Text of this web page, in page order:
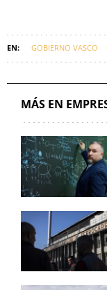
GOBIERNO VASCO
MÁS EN